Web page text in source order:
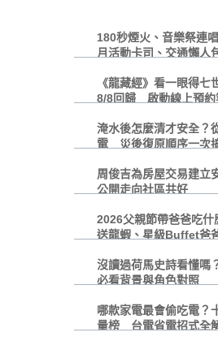
180秒煙火、音樂祭連
月活動卡司、交通懶人
《龍藏經》看一眼得七
8/8回歸 啟動線上預約
淹水後怎麼清才安全？
電 災後復原順序一次
周俊吉為房屋交易建立
公開走向社區共好
2026父親節帶爸爸吃什
送龍蝦、星級Buffet爸
沒讀過荷馬史詩看懂嗎
必看背景與角色對照
哪款家電最會偷吃電？
量榜 台電省電招式全